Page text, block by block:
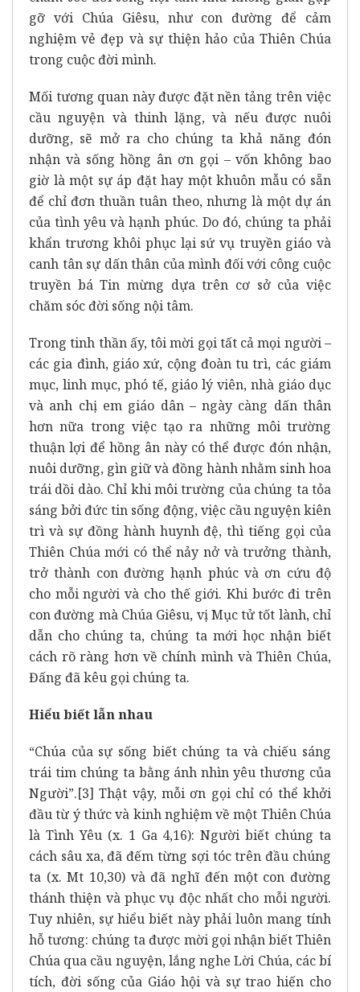
gỡ với Chúa Giêsu, như con đường để cảm
nghiệm vẻ đẹp và sự thiện hảo của Thiên Chúa
trong cuộc đời mình.
Mối tương quan này được đặt nền tảng trên việc
cầu nguyện và thinh lặng, và nếu được nuôi
dưỡng, sẽ mở ra cho chúng ta khả năng đón
nhận và sống hồng ân ơn gọi – vốn không bao
giờ là một sự áp đặt hay một khuôn mẫu có sẵn
để chỉ đơn thuần tuân theo, nhưng là một dự án
của tình yêu và hạnh phúc. Do đó, chúng ta phải
khẩn trương khôi phục lại sứ vụ truyền giáo và
canh tân sự dấn thân của mình đối với công cuộc
truyền bá Tin mừng dựa trên cơ sở của việc
chăm sóc đời sống nội tâm.
Trong tinh thần ấy, tôi mời gọi tất cả mọi người –
các gia đình, giáo xứ, cộng đoàn tu trì, các giám
mục, linh mục, phó tế, giáo lý viên, nhà giáo dục
và anh chị em giáo dân – ngày càng dấn thân
hơn nữa trong việc tạo ra những môi trường
thuận lợi để hồng ân này có thể được đón nhận,
nuôi dưỡng, gìn giữ và đồng hành nhằm sinh hoa
trái dồi dào. Chỉ khi môi trường của chúng ta tỏa
sáng bởi đức tin sống động, việc cầu nguyện kiên
trì và sự đồng hành huynh đệ, thì tiếng gọi của
Thiên Chúa mới có thể nảy nở và trưởng thành,
trở thành con đường hạnh phúc và ơn cứu độ
cho mỗi người và cho thế giới. Khi bước đi trên
con đường mà Chúa Giêsu, vị Mục tử tốt lành, chỉ
dẫn cho chúng ta, chúng ta mới học nhận biết
cách rõ ràng hơn về chính mình và Thiên Chúa,
Đấng đã kêu gọi chúng ta.
Hiểu biết lẫn nhau
“Chúa của sự sống biết chúng ta và chiếu sáng
trái tim chúng ta bằng ánh nhìn yêu thương của
Người”.[3] Thật vậy, mỗi ơn gọi chỉ có thể khởi
đầu từ ý thức và kinh nghiệm về một Thiên Chúa
là Tình Yêu (x. 1 Ga 4,16): Người biết chúng ta
cách sâu xa, đã đếm từng sợi tóc trên đầu chúng
ta (x. Mt 10,30) và đã nghĩ đến một con đường
thánh thiện và phục vụ độc nhất cho mỗi người.
Tuy nhiên, sự hiểu biết này phải luôn mang tính
hỗ tương: chúng ta được mời gọi nhận biết Thiên
Chúa qua cầu nguyện, lắng nghe Lời Chúa, các bí
tích, đời sống của Giáo hội và sự trao hiến cho